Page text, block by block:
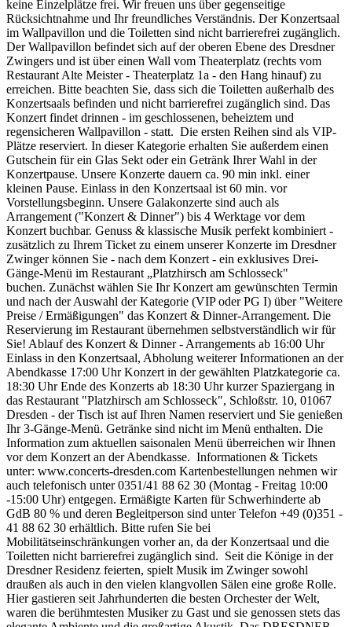
keine Einzelplätze frei. Wir freuen uns über gegenseitige
Rücksichtnahme und Ihr freundliches Verständnis. Der Konzertsaal
im Wallpavillon und die Toiletten sind nicht barrierefrei zugänglich.
Der Wallpavillon befindet sich auf der oberen Ebene des Dresdner
Zwingers und ist über einen Wall vom Theaterplatz (rechts vom
Restaurant Alte Meister - Theaterplatz 1a - den Hang hinauf) zu
erreichen. Bitte beachten Sie, dass sich die Toiletten außerhalb des
Konzertsaals befinden und nicht barrierefrei zugänglich sind. Das
Konzert findet drinnen - im geschlossenen, beheiztem und
regensicheren Wallpavillon - statt. Die ersten Reihen sind als VIP-
Plätze reserviert. In dieser Kategorie erhalten Sie außerdem einen
Gutschein für ein Glas Sekt oder ein Getränk Ihrer Wahl in der
Konzertpause. Unsere Konzerte dauern ca. 90 min inkl. einer
kleinen Pause. Einlass in den Konzertsaal ist 60 min. vor
Vorstellungsbeginn. Unsere Galakonzerte sind auch als
Arrangement ("Konzert & Dinner") bis 4 Werktage vor dem
Konzert buchbar. Genuss & klassische Musik perfekt kombiniert -
zusätzlich zu Ihrem Ticket zu einem unserer Konzerte im Dresdner
Zwinger können Sie - nach dem Konzert - ein exklusives Drei-
Gänge-Menü im Restaurant „Platzhirsch am Schlosseck"
buchen. Zunächst wählen Sie Ihr Konzert am gewünschten Termin
und nach der Auswahl der Kategorie (VIP oder PG I) über "Weitere
Preise / Ermäßigungen" das Konzert & Dinner-Arrangement. Die
Reservierung im Restaurant übernehmen selbstverständlich wir für
Sie! Ablauf des Konzert & Dinner - Arrangements ab 16:00 Uhr
Einlass in den Konzertsaal, Abholung weiterer Informationen an der
Abendkasse 17:00 Uhr Konzert in der gewählten Platzkategorie ca.
18:30 Uhr Ende des Konzerts ab 18:30 Uhr kurzer Spaziergang in
das Restaurant "Platzhirsch am Schlosseck", Schloßstr. 10, 01067
Dresden - der Tisch ist auf Ihren Namen reserviert und Sie genießen
Ihr 3-Gänge-Menü. Getränke sind nicht im Menü enthalten. Die
Information zum aktuellen saisonalen Menü überreichen wir Ihnen
vor dem Konzert an der Abendkasse. Informationen & Tickets
unter: www.concerts-dresden.com Kartenbestellungen nehmen wir
auch telefonisch unter 0351/41 88 62 30 (Montag - Freitag 10:00
-15:00 Uhr) entgegen. Ermäßigte Karten für Schwerhinderte ab
GdB 80 % und deren Begleitperson sind unter Telefon +49 (0)351 -
41 88 62 30 erhältlich. Bitte rufen Sie bei
Mobilitätseinschränkungen vorher an, da der Konzertsaal und die
Toiletten nicht barrierefrei zugänglich sind. Seit die Könige in der
Dresdner Residenz feierten, spielt Musik im Zwinger sowohl
draußen als auch in den vielen klangvollen Sälen eine große Rolle.
Hier gastieren seit Jahrhunderten die besten Orchester der Welt,
waren die berühmtesten Musiker zu Gast und sie genossen stets das